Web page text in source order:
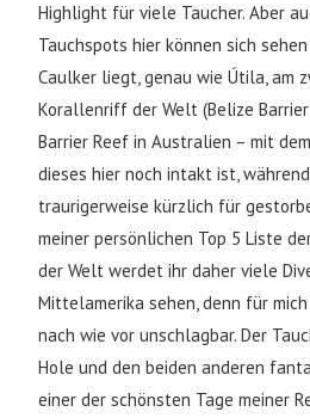
Highlight für viele Taucher. Aber
Tauchspots hier können sich
Caulker liegt, genau wie Útila, am
Korallenriff der Welt (Belize
Barrier Reef in Australien – mit
dieses hier noch intakt ist,
traurigerweise kürzlich für
meiner persönlichen Top 5 Liste
der Welt werdet ihr daher viele
Mittelamerika sehen, denn für
nach wie vor unschlagbar. Der
Hole und den beiden anderen
einer der schönsten Tage meiner